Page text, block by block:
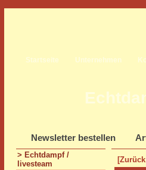
Startseite Unternehmen
Newsletter bestellen
> Echtdampf /
livesteam